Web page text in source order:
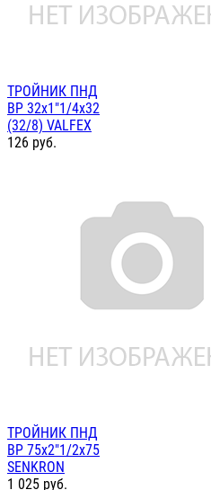
ТРОЙНИК ПНД
ВР 32х1"1/4х32
(32/8) VALFEX
126 руб.
ТРОЙНИК ПНД
ВР 75х2"1/2х75
SENKRON
1 025 руб.